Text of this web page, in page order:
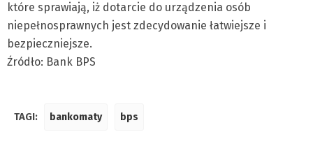
które sprawiają, iż dotarcie do urządzenia osób
niepełnosprawnych jest zdecydowanie łatwiejsze i
bezpieczniejsze.
Źródło: Bank BPS
TAGI: bankomaty bps